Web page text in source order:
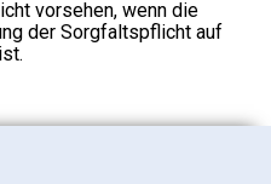
vorsehen, wenn die
der Sorgfaltspflicht auf